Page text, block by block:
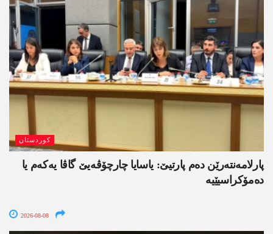
کوردستان
پارلامەنتەرێن دەم پارتیێ: یاسایا چارچۆڤەیێ گاڤا یەکەم یا
دەمۆکراسیێیە
2026-08-08